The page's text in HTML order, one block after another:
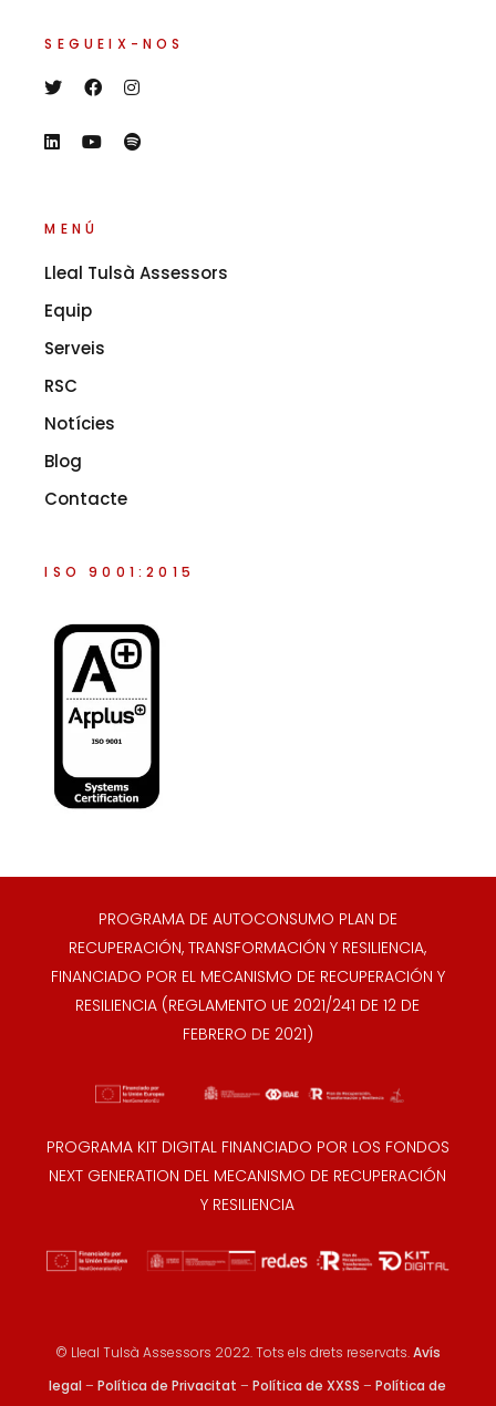
SEGUEIX-NOS
MENÚ
Lleal Tulsà Assessors
Equip
Serveis
RSC
Notícies
Blog
Contacte
ISO 9001:2015
PROGRAMA DE AUTOCONSUMO PLAN DE
RECUPERACIÓN, TRANSFORMACIÓN Y RESILIENCIA,
FINANCIADO POR EL MECANISMO DE RECUPERACIÓN Y
RESILIENCIA (REGLAMENTO UE 2021/241 DE 12 DE
FEBRERO DE 2021)
PROGRAMA KIT DIGITAL FINANCIADO POR LOS FONDOS
NEXT GENERATION DEL MECANISMO DE RECUPERACIÓN
Y RESILIENCIA
© Lleal Tulsà Assessors 2022. Tots els drets reservats.Avís
legal–Política de Privacitat –Política de XXSS –Política de